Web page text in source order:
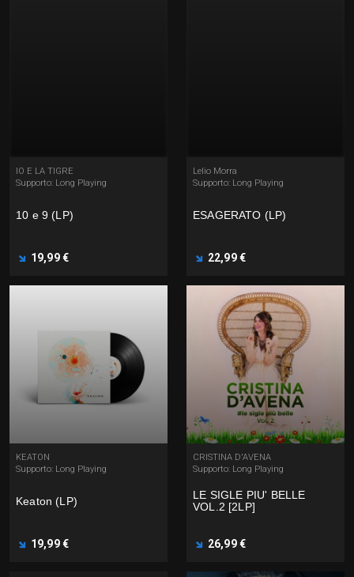
IO E LA TIGRE
Supporto: Long Playing
10 e 9 (LP)
19,99 €
Lelio Morra
Supporto: Long Playing
ESAGERATO (LP)
22,99 €
KEATON
Supporto: Long Playing
Keaton (LP)
19,99 €
CRISTINA D'AVENA
Supporto: Long Playing
LE SIGLE PIU' BELLE
VOL.2 [2LP]
26,99 €